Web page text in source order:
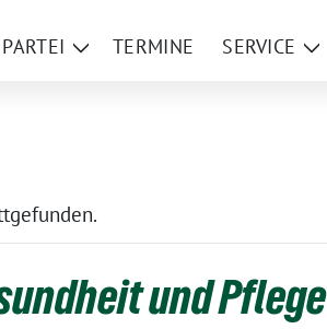
PARTEI
Zeige
TERMINE SERVICE
und